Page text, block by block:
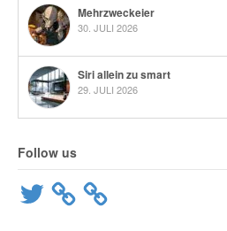
Mehrzweckeier
30. JULI 2026
Siri allein zu smart
29. JULI 2026
Follow us
Twitter